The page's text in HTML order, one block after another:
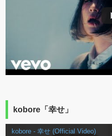
kobore「幸せ」
kobore - 幸せ (Official Video)